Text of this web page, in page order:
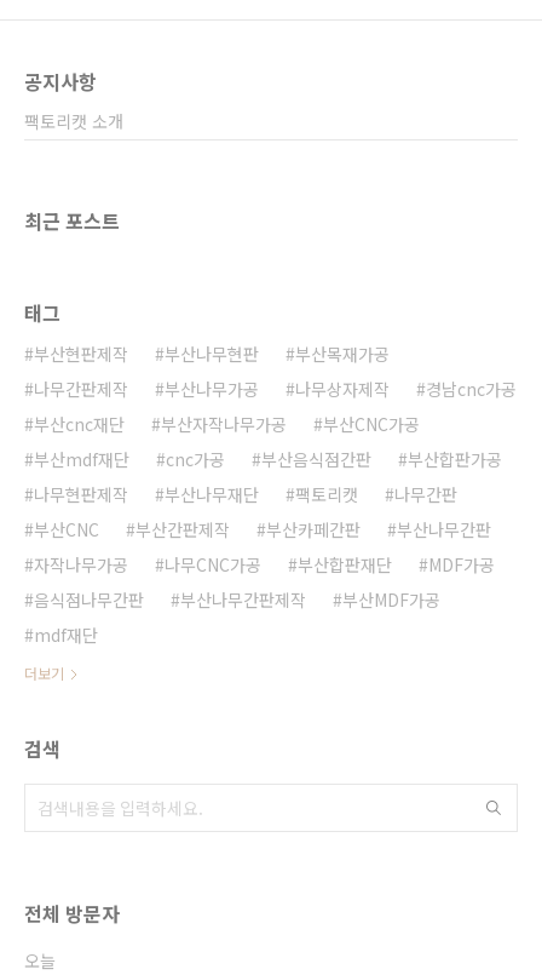
공지사항
팩토리캣 소개
최근 포스트
태그
부산현판제작 부산나무현판
부산목재가공
나무간판제작
부산나무가공 나무상자제작
경남cnc가공
부산cnc재단
부산자작나무가공
부산CNC가공
부산mdf재단
cnc가공 부산음식점간판
부산합판가공
나무현판제작
부산나무재단 팩토리캣
나무간판
부산CNC
부산간판제작 부산카페간판
부산나무간판
자작나무가공
나무CNC가공 부산합판재단
MDF가공
음식점나무간판
부산나무간판제작
부산MDF가공
mdf재단
더보기
검색
전체 방문자
오늘